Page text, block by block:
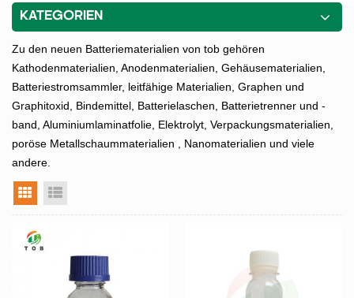
KATEGORIEN
Zu den neuen Batteriematerialien von tob gehören
Kathodenmaterialien, Anodenmaterialien, Gehäusematerialien,
Batteriestromsammler, leitfähige Materialien, Graphen und
Graphitoxid, Bindemittel, Batterielaschen, Batterietrenner und -
band, Aluminiumlaminatfolie, Elektrolyt, Verpackungsmaterialien,
poröse Metallschaummaterialien , Nanomaterialien und viele
andere.
Rasteransicht